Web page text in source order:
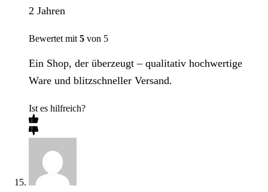
2 Jahren
Bewertet mit 5 von 5
Ein Shop, der überzeugt – qualitativ hochwertige
Ware und blitzschneller Versand.
Ist es hilfreich?